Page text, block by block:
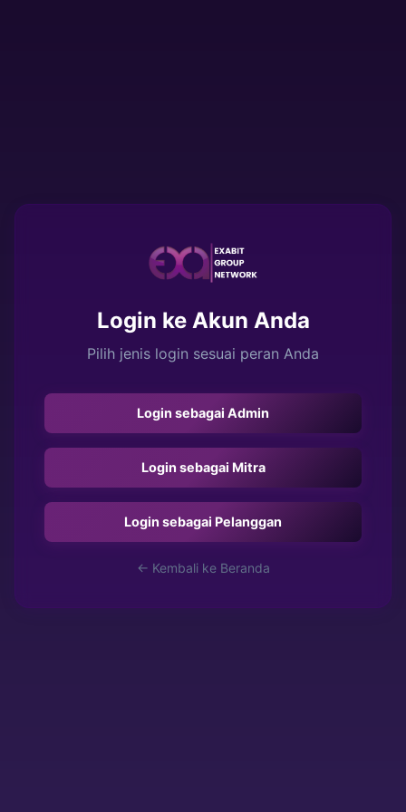
Login ke Akun Anda
Pilih jenis login sesuai peran Anda
Login sebagai Admin
Login sebagai Mitra
Login sebagai Pelanggan
← Kembali ke Beranda